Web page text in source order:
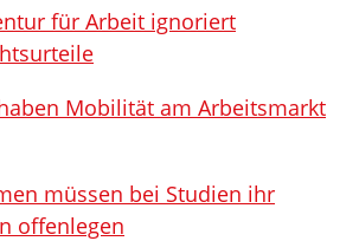
für Arbeit ignoriert
Mobilität am Arbeitsmarkt
müssen bei Studien ihr
offenlegen